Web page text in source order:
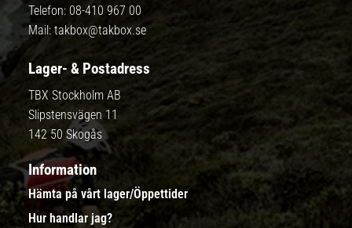
Telefon: 08-410 967 00
Mail: takbox@takbox.se
Lager- & Postadress
TBX Stockholm AB
Slipstensvägen 11
142 50 Skogås
Information
Hämta på vårt lager/Öppettider
Hur handlar jag?